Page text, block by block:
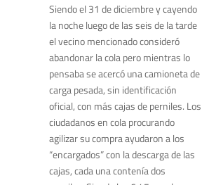
Siendo el 31 de diciembre y cayendo
la noche luego de las seis de la tarde
el vecino mencionado consideró
abandonar la cola pero mientras lo
pensaba se acercó una camioneta de
carga pesada, sin identificación
oficial, con más cajas de perniles. Los
ciudadanos en cola procurando
agilizar su compra ayudaron a los
“encargados” con la descarga de las
cajas, cada una contenía dos